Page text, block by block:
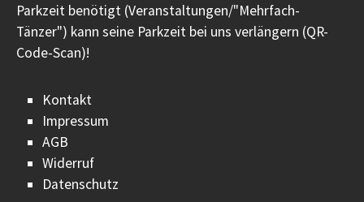
Parkzeit benötigt (Veranstaltungen/"Mehrfach-
Tänzer") kann seine Parkzeit bei uns verlängern (QR-
Code-Scan)!
Kontakt
Impressum
AGB
Widerruf
Datenschutz